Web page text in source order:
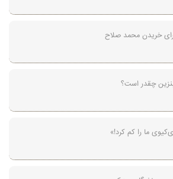
خریدن محمد صلاح
چقدر است؟
ما را کم کرد!»